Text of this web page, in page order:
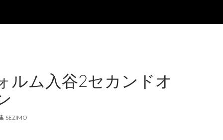
ルム入谷2セカンドオ
SEZIMO